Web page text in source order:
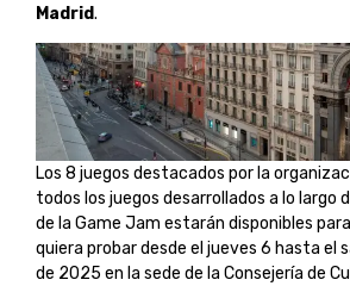
Madrid.
Los 8 juegos destacados por la
todos los juegos desarrollados a lo largo
de la Game Jam estarán disponibles
quiera probar desde el jueves 6 hasta el
de 2025 en la sede de la Consejería de